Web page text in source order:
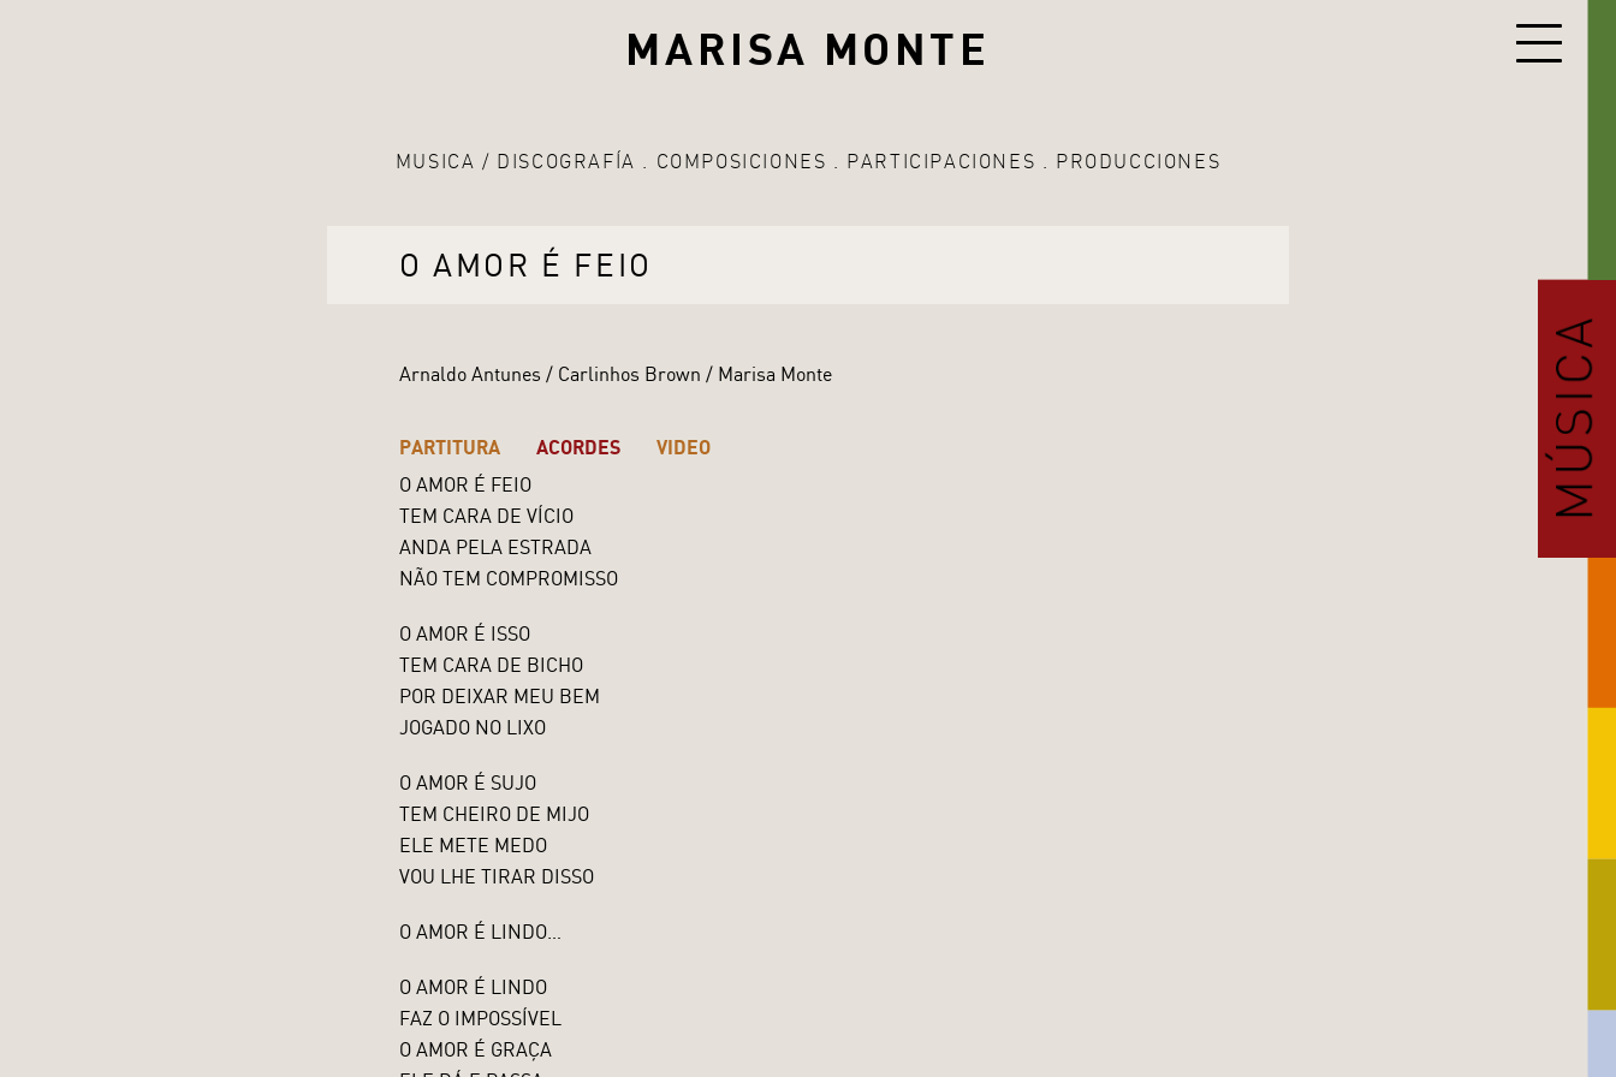
MARISA MONTE
MUSICA DISCOGRAFÍA COMPOSICIONES PARTICIPACIONES PRODUCCIONES
O AMOR É FEIO
Arnaldo Antunes / Carlinhos Brown / Marisa Monte
PARTITURA ACORDES
VIDEO
O AMOR É FEIO
TEM CARA DE VÍCIO
ANDA PELA ESTRADA
NÃO TEM COMPROMISSO
O AMOR É ISSO
TEM CARA DE BICHO
POR DEIXAR MEU BEM
JOGADO NO LIXO
O AMOR É SUJO
TEM CHEIRO DE MIJO
ELE METE MEDO
VOU LHE TIRAR DISSO
O AMOR É LINDO…
O AMOR É LINDO
FAZ O IMPOSSÍVEL
O AMOR É GRAÇA